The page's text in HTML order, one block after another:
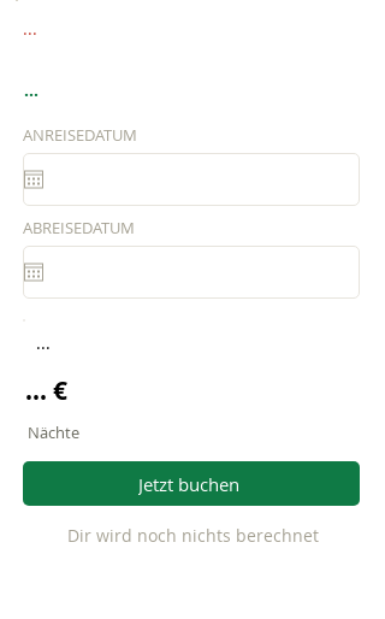
...
...
ANREISEDATUM
ABREISEDATUM
...
... €
Nächte
Jetzt buchen
Dir wird noch nichts berechnet